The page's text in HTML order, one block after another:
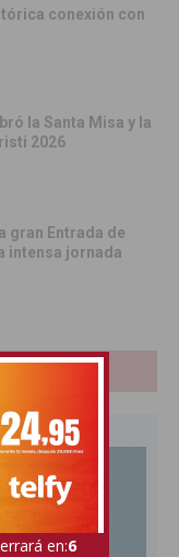
conexión con
la Santa Misa y la
2026
gran Entrada de
intensa jornada
en:5